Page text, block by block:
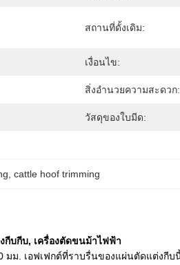
สถานที่ดั้งเดิม:
เงื่อนไข:
สิ่งอำนวยความสะดวก:
วัสดุของใบมีด:
, cattle hoof trimming
กีบกีบ, เครื่องตัดขนม้าไฟฟ้า
มม.
เอฟเฟกต์ที่ราบรื่นของแผ่นตัดแต่งกีบ